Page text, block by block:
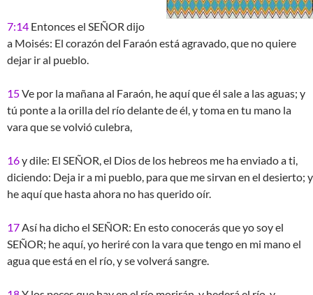
7:14 Entonces el SEÑOR dijo
a Moisés: El corazón del Faraón está agravado, que no quiere
dejar ir al pueblo.
15Ve por la mañana al Faraón, he aquí que él sale a las aguas; y
tú ponte a la orilla del río delante de él, y toma en tu mano la
vara que se volvió culebra,
16y dile: El SEÑOR, el Dios de los hebreos me ha enviado a ti,
diciendo: Deja ir a mi pueblo, para que me sirvan en el desierto; y
he aquí que hasta ahora no has querido oír.
17Así ha dicho el SEÑOR: En esto conocerás que yo soy el
SEÑOR; he aquí, yo heriré con la vara que tengo en mi mano el
agua que está en el río, y se volverá sangre.